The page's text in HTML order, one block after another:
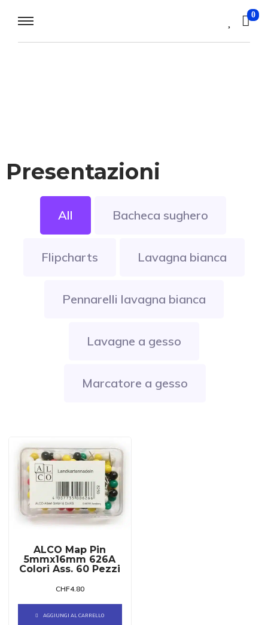
0
Presentazioni
All Bacheca sughero
Flipcharts Lavagna bianca
Pennarelli lavagna bianca
Lavagne a gesso
Marcatore a gesso
ALCO Map Pin
5mmx16mm 626A
Colori Ass. 60 Pezzi
CHF4.80
AGGIUNGI AL CARRELLO